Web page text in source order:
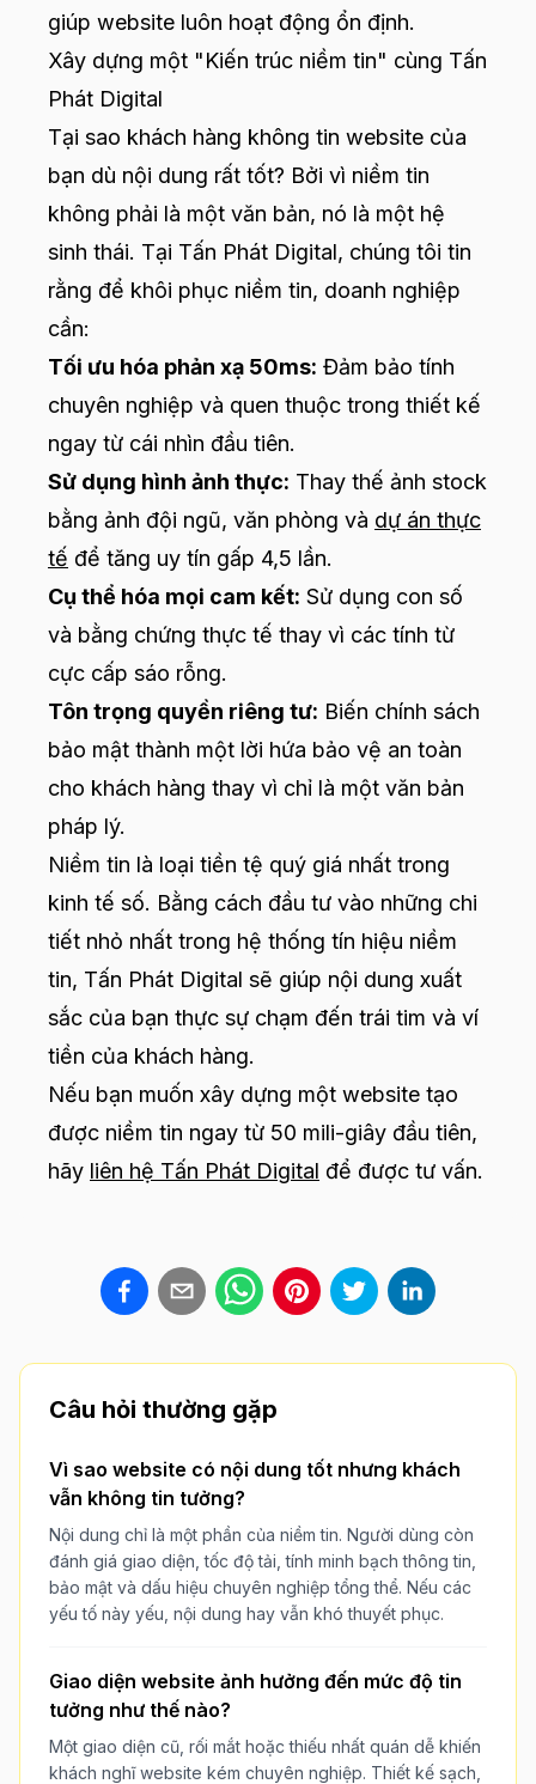
giúp website luôn hoạt động ổn định.
Xây dựng một "Kiến trúc niềm tin" cùng Tấn
Phát Digital
Tại sao khách hàng không tin website của
bạn dù nội dung rất tốt? Bởi vì niềm tin
không phải là một văn bản, nó là một hệ
sinh thái. Tại Tấn Phát Digital, chúng tôi tin
rằng để khôi phục niềm tin, doanh nghiệp
cần:
Tối ưu hóa phản xạ 50ms: Đảm bảo tính
chuyên nghiệp và quen thuộc trong thiết kế
ngay từ cái nhìn đầu tiên.
Sử dụng hình ảnh thực: Thay thế ảnh stock
bằng ảnh đội ngũ, văn phòng và dự án thực
tế để tăng uy tín gấp 4,5 lần.
Cụ thể hóa mọi cam kết: Sử dụng con số
và bằng chứng thực tế thay vì các tính từ
cực cấp sáo rỗng.
Tôn trọng quyền riêng tư: Biến chính sách
bảo mật thành một lời hứa bảo vệ an toàn
cho khách hàng thay vì chỉ là một văn bản
pháp lý.
Niềm tin là loại tiền tệ quý giá nhất trong
kinh tế số. Bằng cách đầu tư vào những chi
tiết nhỏ nhất trong hệ thống tín hiệu niềm
tin, Tấn Phát Digital sẽ giúp nội dung xuất
sắc của bạn thực sự chạm đến trái tim và ví
tiền của khách hàng.
Nếu bạn muốn xây dựng một website tạo
được niềm tin ngay từ 50 mili-giây đầu tiên,
hãy liên hệ Tấn Phát Digital để được tư vấn.
Câu hỏi thường gặp
Vì sao website có nội dung tốt nhưng khách
vẫn không tin tưởng?
Nội dung chỉ là một phần của niềm tin. Người dùng còn
đánh giá giao diện, tốc độ tải, tính minh bạch thông tin,
bảo mật và dấu hiệu chuyên nghiệp tổng thể. Nếu các
yếu tố này yếu, nội dung hay vẫn khó thuyết phục.
Giao diện website ảnh hưởng đến mức độ tin
tưởng như thế nào?
Một giao diện cũ, rối mắt hoặc thiếu nhất quán dễ khiến
khách nghĩ website kém chuyên nghiệp. Thiết kế sạch,